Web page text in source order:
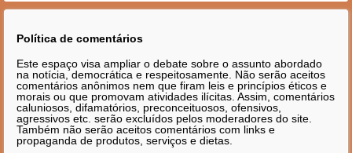
Política de comentários
Este espaço visa ampliar o debate sobre o assunto abordado
na notícia, democrática e respeitosamente. Não serão aceitos
comentários anônimos nem que firam leis e princípios éticos e
morais ou que promovam atividades ilícitas. Assim, comentários
caluniosos, difamatórios, preconceituosos, ofensivos,
agressivos etc. serão excluídos pelos moderadores do site.
Também não serão aceitos comentários com links e
propaganda de produtos, serviços e dietas.